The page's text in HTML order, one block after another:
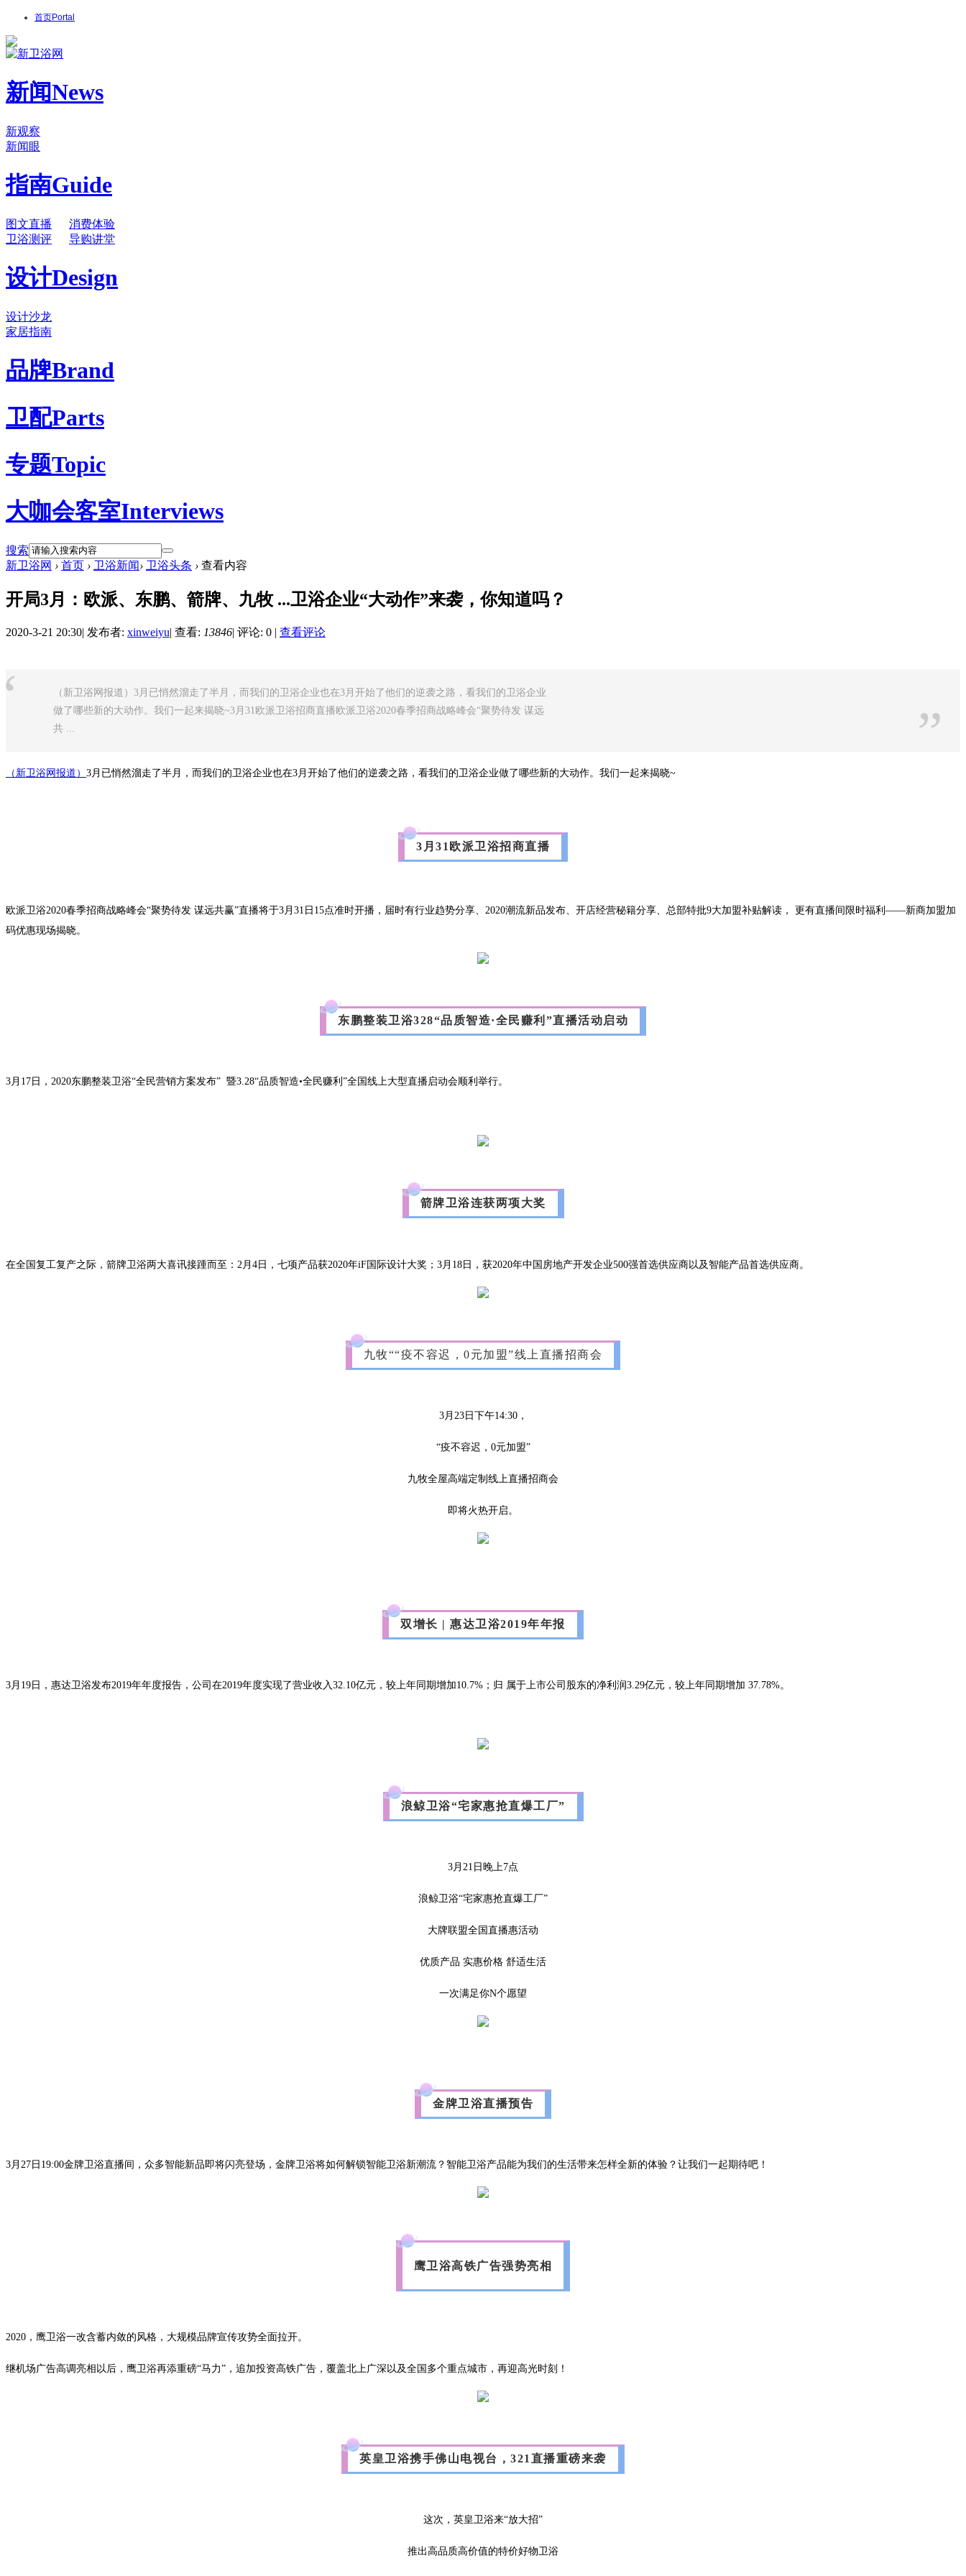
首页Portal
新闻News
新观察
新闻眼
指南Guide
图文直播
消费体验
卫浴测评
导购讲堂
设计Design
设计沙龙
家居指南
品牌Brand
卫配Parts
专题Topic
大咖会客室Interviews
搜索
新卫浴网 › 首页 › 卫浴新闻› 卫浴头条 › 查看内容
开局3月：欧派、东鹏、箭牌、九牧 ...卫浴企业“大动作”来袭，你知道吗？
2020-3-21 20:30| 发布者: xinweiyu| 查看: 13846| 评论: 0 | 查看评论
（新卫浴网报道）3月已悄然溜走了半月，而我们的卫浴企业也在3月开始了他们的逆袭之路，看我们的卫浴企业
做了哪些新的大动作。我们一起来揭晓~3月31欧派卫浴招商直播欧派卫浴2020春季招商战略峰会“聚势待发 谋远
共 ...
”
（新卫浴网报道） 3月已悄然溜走了半月，而我们的卫浴企业也在3月开始了他们的逆袭之路，看我们的卫浴企业做了哪些新的大动作。我们一起来揭晓~
3月31欧派卫浴招商直播
欧派卫浴2020春季招商战略峰会“聚势待发 谋远共赢”直播将于3月31日15点准时开播，届时有行业趋势分享、2020潮流新品发布、开店经营秘籍分享、总部特批9大加盟补贴解读， 更有直播间限时福利——新商加盟加
码优惠现场揭晓。
东鹏整装卫浴328“品质智造·全民赚利”直播活动启动
3月17日，2020东鹏整装卫浴“全民营销方案发布” 暨3.28“品质智造•全民赚利”全国线上大型直播启动会顺利举行。
箭牌卫浴连获两项大奖
在全国复工复产之际，箭牌卫浴两大喜讯接踵而至：2月4日，七项产品获2020年iF国际设计大奖；3月18日，获2020年中国房地产开发企业500强首选供应商以及智能产品首选供应商。
九牧““疫不容迟，0元加盟”线上直播招商会
3月23日下午14:30，
“疫不容迟，0元加盟”
九牧全屋高端定制线上直播招商会
即将火热开启。
双增长 | 惠达卫浴2019年年报
3月19日，惠达卫浴发布2019年年度报告，公司在2019年度实现了营业收入32.10亿元，较上年同期增加10.7%；归 属于上市公司股东的净利润3.29亿元，较上年同期增加 37.78%。
浪鲸卫浴“宅家惠抢直爆工厂”
3月21日晚上7点
浪鲸卫浴“宅家惠抢直爆工厂”
大牌联盟全国直播惠活动
优质产品 实惠价格 舒适生活
一次满足你N个愿望
金牌卫浴直播预告
3月27日19:00金牌卫浴直播间，众多智能新品即将闪亮登场，金牌卫浴将如何解锁智能卫浴新潮流？智能卫浴产品能为我们的生活带来怎样全新的体验？让我们一起期待吧！
鹰卫浴高铁广告强势亮相
2020，鹰卫浴一改含蓄内敛的风格，大规模品牌宣传攻势全面拉开。
继机场广告高调亮相以后，鹰卫浴再添重磅“马力”，追加投资高铁广告，覆盖北上广深以及全国多个重点城市，再迎高光时刻！
英皇卫浴携手佛山电视台，321直播重磅来袭
这次，英皇卫浴来“放大招”
推出高品质高价值的特价好物卫浴